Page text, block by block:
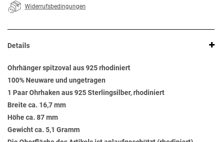
Widerrufsbedingungen
Details
Ohrhänger spitzoval aus 925 rhodiniert
100% Neuware und ungetragen
1 Paar Ohrhaken aus 925 Sterlingsilber, rhodiniert
Breite ca. 16,7 mm
Höhe ca. 87 mm
Gewicht ca. 5,1 Gramm